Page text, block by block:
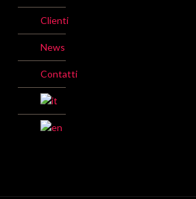
Clienti
News
Contatti